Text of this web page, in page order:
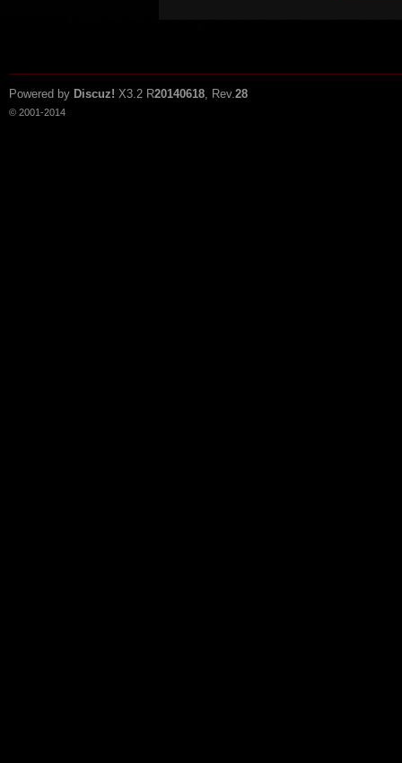
Powered by Discuz! X3.2 R20140618, Rev.28
© 2001-2014